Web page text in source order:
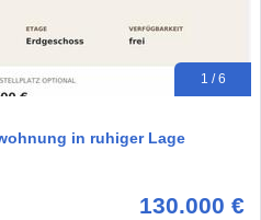
1 / 6
in ruhiger Lage
130.000 €